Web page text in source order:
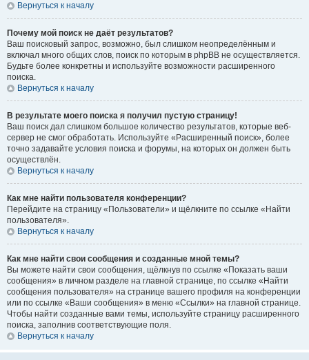
Вернуться к началу
Почему мой поиск не даёт результатов?
Ваш поисковый запрос, возможно, был слишком неопределённым и
включал много общих слов, поиск по которым в phpBB не осуществляется.
Будьте более конкретны и используйте возможности расширенного
поиска.
Вернуться к началу
В результате моего поиска я получил пустую страницу!
Ваш поиск дал слишком большое количество результатов, которые веб-
сервер не смог обработать. Используйте «Расширенный поиск», более
точно задавайте условия поиска и форумы, на которых он должен быть
осуществлён.
Вернуться к началу
Как мне найти пользователя конференции?
Перейдите на страницу «Пользователи» и щёлкните по ссылке «Найти
пользователя».
Вернуться к началу
Как мне найти свои сообщения и созданные мной темы?
Вы можете найти свои сообщения, щёлкнув по ссылке «Показать ваши
сообщения» в личном разделе на главной странице, по ссылке «Найти
сообщения пользователя» на странице вашего профиля на конференции
или по ссылке «Ваши сообщения» в меню «Ссылки» на главной странице.
Чтобы найти созданные вами темы, используйте страницу расширенного
поиска, заполнив соответствующие поля.
Вернуться к началу